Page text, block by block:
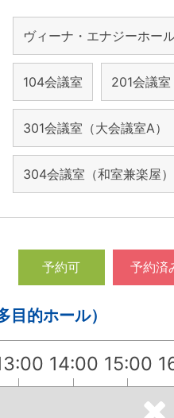
ヴィーナ・エナジーホー
104会議室 201会議室
301会議室（大会議室A）
304会議室（和室兼楽屋）
予約可 予約済
的ホール）
14:00 15:00